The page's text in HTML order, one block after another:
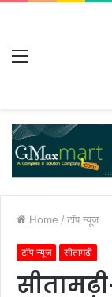
Menu
Home / टॉप न्यूज
टॉप न्यूज सीतामढ़ी